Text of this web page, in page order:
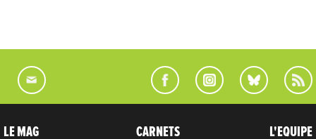
LE MAG CARNETS L'EQUIPE